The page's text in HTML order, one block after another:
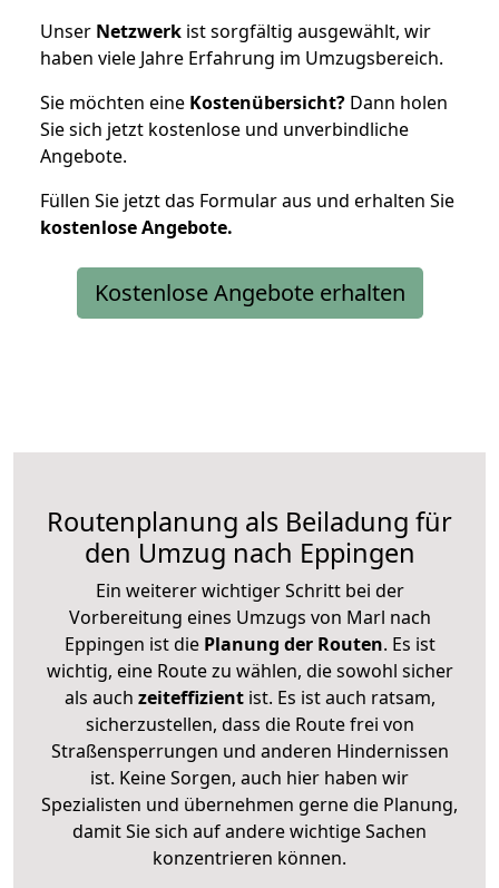
Unser Netzwerk ist sorgfältig ausgewählt, wir
haben viele Jahre Erfahrung im Umzugsbereich.
Sie möchten eine Kostenübersicht? Dann holen
Sie sich jetzt kostenlose und unverbindliche
Angebote.
Füllen Sie jetzt das Formular aus und erhalten Sie
kostenloseAngebote.
Kostenlose Angebote erhalten
Routenplanung als Beiladung für
den Umzug nach Eppingen
Ein weiterer wichtiger Schritt bei der
Vorbereitung eines Umzugs von Marl nach
Eppingen ist diePlanung der Routen. Es ist
wichtig, eine Route zu wählen, die sowohl sicher
als auch zeiteffizientist. Es ist auch ratsam,
sicherzustellen, dass die Route frei von
Straßensperrungen und anderen Hindernissen
ist. Keine Sorgen, auch hier haben wir
Spezialisten und übernehmen gerne die Planung,
damit Sie sich auf andere wichtige Sachen
konzentrieren können.